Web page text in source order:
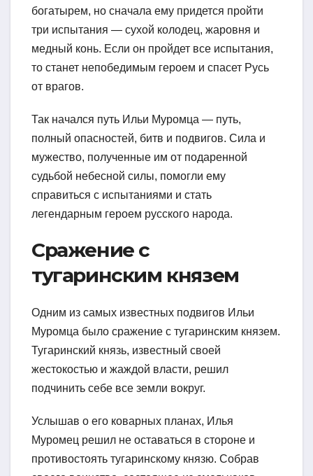
богатырем, но сначала ему придется пройти
три испытания — сухой колодец, жаровня и
медный конь. Если он пройдет все испытания,
то станет непобедимым героем и спасет Русь
от врагов.
Так начался путь Ильи Муромца — путь,
полный опасностей, битв и подвигов. Сила и
мужество, полученные им от подаренной
судьбой небесной силы, помогли ему
справиться с испытаниями и стать
легендарным героем русского народа.
Сражение с
тугаринским князем
Одним из самых известных подвигов Ильи
Муромца было сражение с тугаринским князем.
Тугаринский князь, известный своей
жестокостью и жаждой власти, решил
подчинить себе все земли вокруг.
Услышав о его коварных планах, Илья
Муромец решил не оставаться в стороне и
противостоять тугаринскому князю. Собрав